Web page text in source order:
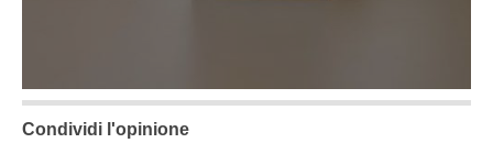
Condividi l'opinione